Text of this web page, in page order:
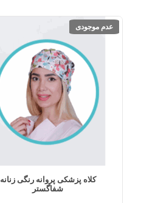
عدم موجودی
کلاه پزشکی پروانه رنگی زنانه
شفاگستر